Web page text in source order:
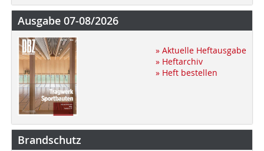
Ausgabe 07-08/2026
» Aktuelle Heftausgabe
» Heftarchiv
» Heft bestellen
Brandschutz